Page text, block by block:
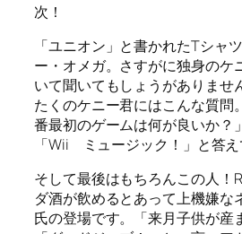
次！
「ユニオン」と書かれたTシャ
ー・オメガ。さすがに独身のケ
いて聞いてもしょうがありませ
たくのケニー君にはこんな質問
番最初のゲームは何が良いか？
「Wii ミュージック！」と答え
そして最後はもちろんこの人！
ダ酒が飲めるとあって上機嫌な
氏の登場です。「来月子供が産